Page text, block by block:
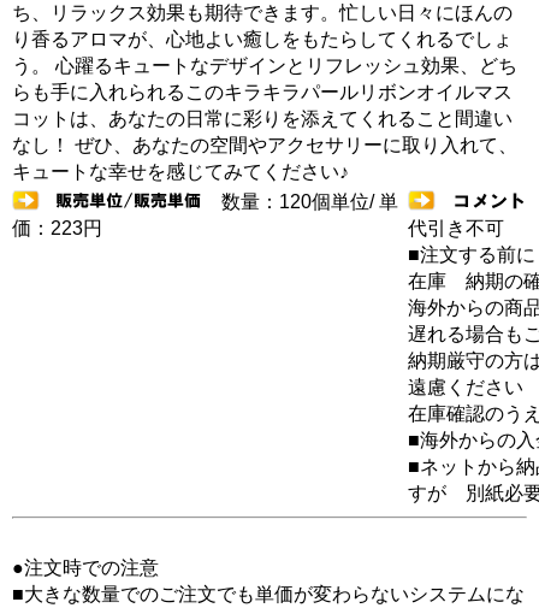
ち、リラックス効果も期待できます。忙しい日々にほんの
り香るアロマが、心地よい癒しをもたらしてくれるでしょ
う。 心躍るキュートなデザインとリフレッシュ効果、どち
らも手に入れられるこのキラキラパールリボンオイルマス
コットは、あなたの日常に彩りを添えてくれること間違い
なし！ ぜひ、あなたの空間やアクセサリーに取り入れて、
キュートな幸せを感じてみてください♪
数量：120個単位/ 単
価：223円
代引き不可
■注文する前に
在庫 納期の
海外からの商
遅れる場合も
納期厳守の方
遠慮ください
在庫確認のう
■海外からの
■ネットから
すが 別紙必
●注文時での注意
■大きな数量でのご注文でも単価が変わらないシステムにな